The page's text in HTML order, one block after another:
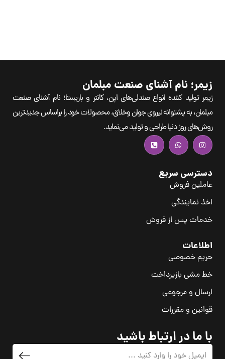
زیمر؛ نام آشنای صنعت مبلمان
زیمر تولید کننده انواع صندلی‌های اپن، کانتر و باریستا؛ نام آشنای صنعت
مبلمان، به پشتوانه نیروی جوان وخلاق، محصولات خود را براساس جدیدترین
روش‌های روز دنیا طراحی و تولید می‌نماید.
دسترسی سریع
عاملین فروش
اخذ نمایندگی
خدمات پس از فروش
اطلاعات
حریم خصوصی
خط مشی بازپرداخت
ارسال و مرجوعی
قوانین و مقررات
با ما در ارتباط باشید